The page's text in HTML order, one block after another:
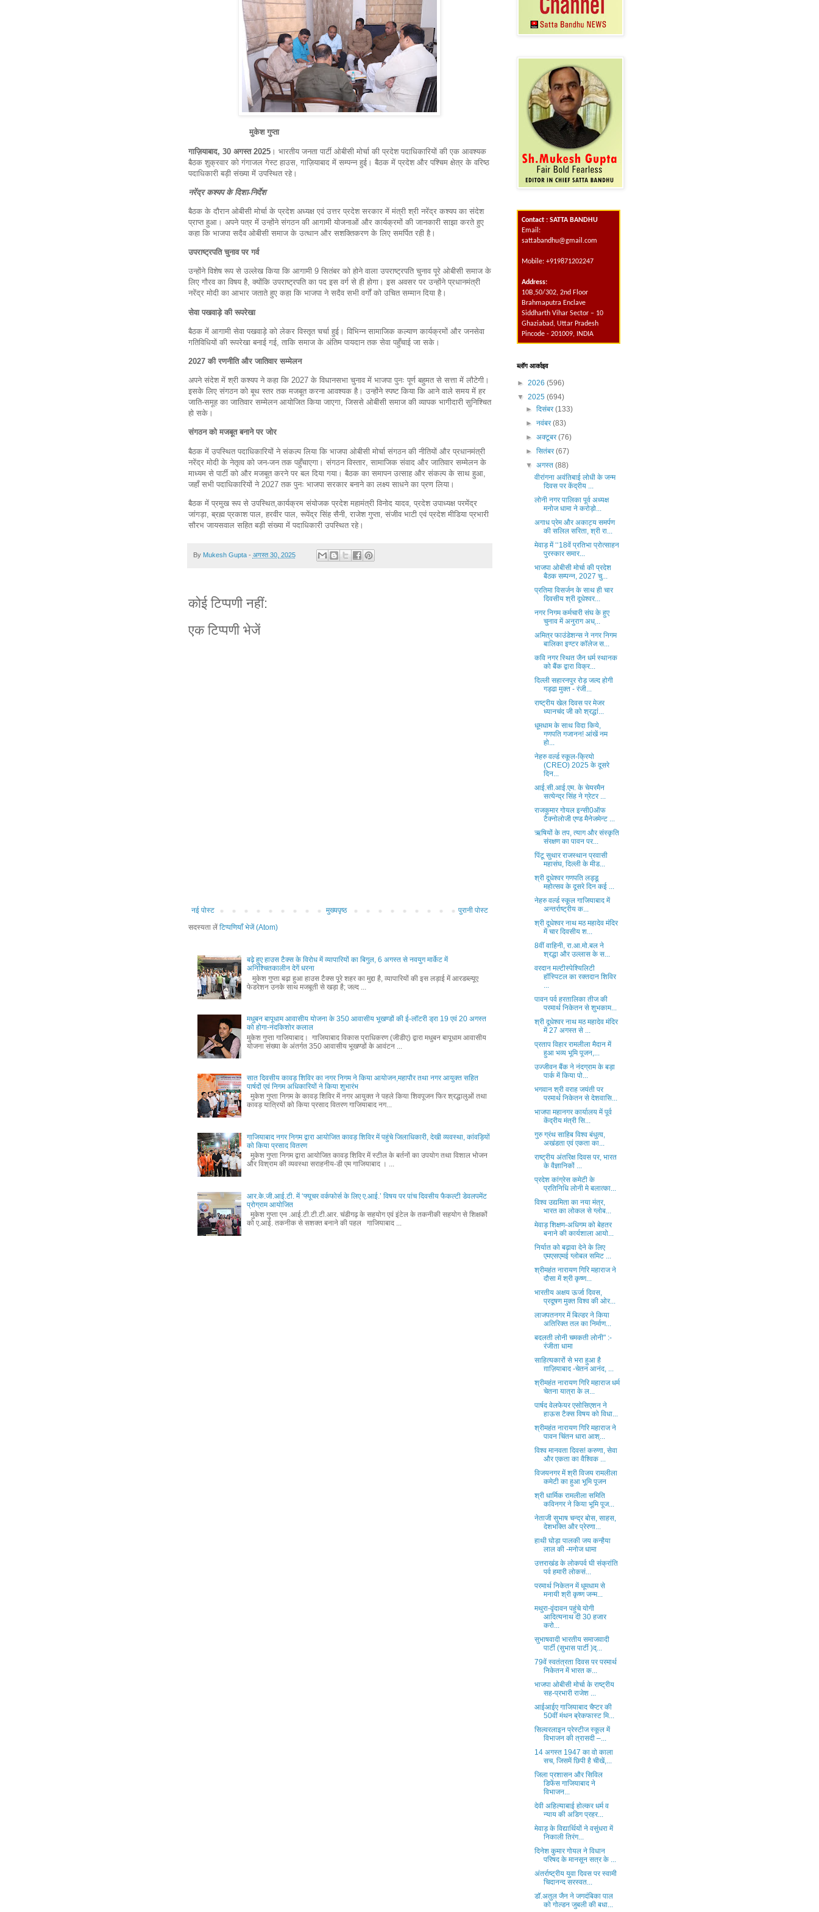
मुकेश गुप्ता
गाज़ियाबाद, 30 अगस्त 2025। भारतीय जनता पार्टी ओबीसी मोर्चा की प्रदेश पदाधिकारियों की एक आवश्यक
बैठक शुक्रवार को गंगाजल गेस्ट हाउस, गाज़ियाबाद में सम्पन्न हुई। बैठक में प्रदेश और पश्चिम क्षेत्र के वरिष्ठ
पदाधिकारी बड़ी संख्या में उपस्थित रहे।
नरेंद्र कश्यप के दिशा-निर्देश
बैठक के दौरान ओबीसी मोर्चा के प्रदेश अध्यक्ष एवं उत्तर प्रदेश सरकार में मंत्री श्री नरेंद्र कश्यप का संदेश
प्राप्त हुआ। अपने पत्र में उन्होंने संगठन की आगामी योजनाओं और कार्यक्रमों की जानकारी साझा करते हुए
कहा कि भाजपा सदैव ओबीसी समाज के उत्थान और सशक्तिकरण के लिए समर्पित रही है।
उपराष्ट्रपति चुनाव पर गर्व
उन्होंने विशेष रूप से उल्लेख किया कि आगामी 9 सितंबर को होने वाला उपराष्ट्रपति चुनाव पूरे ओबीसी समाज के
लिए गौरव का विषय है, क्योंकि उपराष्ट्रपति का पद इस वर्ग से ही होगा। इस अवसर पर उन्होंने प्रधानमंत्री
नरेंद्र मोदी का आभार जताते हुए कहा कि भाजपा ने सदैव सभी वर्गों को उचित सम्मान दिया है।
सेवा पखवाड़े की रूपरेखा
बैठक में आगामी सेवा पखवाड़े को लेकर विस्तृत चर्चा हुई। विभिन्न सामाजिक कल्याण कार्यक्रमों और जनसेवा
गतिविधियों की रूपरेखा बनाई गई, ताकि समाज के अंतिम पायदान तक सेवा पहुँचाई जा सके।
2027 की रणनीति और जातिवार सम्मेलन
अपने संदेश में श्री कश्यप ने कहा कि 2027 के विधानसभा चुनाव में भाजपा पुनः पूर्ण बहुमत से सत्ता में लौटेगी।
इसके लिए संगठन को बूथ स्तर तक मजबूत करना आवश्यक है। उन्होंने स्पष्ट किया कि आने वाले समय में हर
जाति-समूह का जातिवार सम्मेलन आयोजित किया जाएगा, जिससे ओबीसी समाज की व्यापक भागीदारी सुनिश्चित
हो सके।
संगठन को मजबूत बनाने पर जोर
बैठक में उपस्थित पदाधिकारियों ने संकल्प लिया कि भाजपा ओबीसी मोर्चा संगठन की नीतियों और प्रधानमंत्री
नरेंद्र मोदी के नेतृत्व को जन-जन तक पहुँचाएगा। संगठन विस्तार, सामाजिक संवाद और जातिवार सम्मेलन के
माध्यम से पार्टी को और मजबूत करने पर बल दिया गया। बैठक का समापन उत्साह और संकल्प के साथ हुआ,
जहाँ सभी पदाधिकारियों ने 2027 तक पुनः भाजपा सरकार बनाने का लक्ष्य साधने का प्रण लिया।
बैठक में प्रमुख रूप से उपस्थित,कार्यक्रम संयोजक प्रदेश महामंत्री विनोद यादव, प्रदेश उपाध्यक्ष परमेंद्र
जांगड़ा, ब्रह्म प्रकाश पाल, हरवीर पाल, रूपेंद्र सिंह सैनी, राजेश गुप्ता, संजीव भाटी एवं प्रदेश मीडिया प्रभारी
सौरभ जायसवाल सहित बड़ी संख्या में पदाधिकारी उपस्थित रहे।
By Mukesh Gupta - अगस्त 30, 2025
कोई टिप्पणी नहीं:
एक टिप्पणी भेजें
नई पोस्ट पुरानी पोस्ट
मुख्यपृष्ठ
सदस्यता लें टिप्पणियाँ भेजें (Atom)
बढ़े हुए हाउस टैक्स के विरोध में व्यापारियों का बिगुल, 6 अगस्त से नवयुग मार्केट में
अनिश्चितकालीन देगें धरना
मुकेश गुप्ता बढ़ा हुआ हाउस टैक्स पूरे शहर का मुद्दा है, व्यापारियों की इस लड़ाई में आरडब्ल्यूए
फेडरेशन उनके साथ मजबूती से खड़ा है; जल्द ...
मधुबन बापूधाम आवासीय योजना के 350 आवासीय भूखण्डों की ई-लॉटरी ड्रा 19 एवं 20 अगस्त
को होगा-नंदकिशोर कलाल
मुकेश गुप्ता गाजियाबाद। गाजियाबाद विकास प्राधिकरण (जीडीए) द्वारा मधुबन बापूधाम आवासीय
योजना संख्या के अंतर्गत 350 आवासीय भूखण्डों के आवंटन ...
सात दिवसीय कावड़ शिविर का नगर निगम ने किया आयोजन,महापौर तथा नगर आयुक्त सहित
पार्षदों एवं निगम अधिकारियों ने किया शुभारंभ
मुकेश गुप्ता निगम के कावड़ शिविर में नगर आयुक्त ने पहले किया शिवपूजन फिर श्रद्धालुओं तथा
कावड़ यात्रियों को किया प्रसाद वितरण गाजियाबाद नग...
गाजियाबाद नगर निगम द्वारा आयोजित कावड़ शिविर में पहुंचे जिलाधिकारी, देखी व्यवस्था, कांवड़ियों
को किया प्रसाद वितरण
मुकेश गुप्ता निगम द्वारा आयोजित कावड़ शिविर में स्टील के बर्तनों का उपयोग तथा विशाल भोजन
और विश्राम की व्यवस्था सराहनीय-डी एम गाजियाबाद । ...
आर.के.जी.आई.टी. में ‘फ्यूचर वर्कफोर्स के लिए ए.आई.’ विषय पर पांच दिवसीय फैकल्टी डेवलपमेंट
प्रोग्राम आयोजित
मुकेश गुप्ता एन .आई.टी.टी.टी.आर. चंडीगढ़ के सहयोग एवं इंटेल के तकनीकी सहयोग से शिक्षकों
को ए.आई. तकनीक से सशक्त बनाने की पहल गाजियाबाद ...
Contact : SATTA BANDHU
Email:
sattabandhu@gmail.com
Mobile: +919871202247
Address:
10B,50/302, 2nd Floor
Brahmaputra Enclave
Siddharth Vihar Sector – 10
Ghaziabad, Uttar Pradesh
Pincode - 201009, INDIA
ब्लॉग आर्काइव
► 2026 (596)
▼ 2025 (694)
► दिसंबर(133)
► नवंबर(83)
► अक्टूबर(76)
► सितंबर(67)
▼ अगस्त (88)
वीरांगना अवंतिबाई लोधी के जन्म
दिवस पर केंद्रीय ...
लोनी नगर पालिका पूर्व अध्यक्ष
मनोज धामा ने करोड़ो...
अगाध प्रेम और अकाट्य समर्पण
की सलिल सरिता, श्री रा...
मेवाड़ में ‘‘18वें प्रतिभा प्रोत्साहन
पुरस्कार समार...
भाजपा ओबीसी मोर्चा की प्रदेश
बैठक सम्पन्न, 2027 चु...
प्रतिमा विसर्जन के साथ ही चार
दिवसीय श्री दूधेश्वर...
नगर निगम कर्मचारी संघ के हुए
चुनाव में अनुराग अध्...
अमित्र फाउंडेशन्स ने नगर निगम
बालिका इण्टर कॉलेज स...
कवि नगर स्थित जैन धर्म स्थानक
को बैंक द्वारा विक्र...
दिल्ली सहारनपुर रोड़ जल्द होगी
गड्ढा मुक्त - रंजी...
राष्ट्रीय खेल दिवस पर मेजर
ध्यानचंद जी को श्रद्धां...
धूमधाम के साथ विदा किये,
गणपति गजानन! आंखें नम
हो...
नेहरु वर्ल्ड स्कूल-क्रियो
(CREO) 2025 के दूसरे
दिन...
आई.सी.आई.एम. के चेयरमैन
सत्येन्द्र सिंह ने ग्रेटर ...
राजकुमार गोयल इन्सी0ऑफ
टैक्नोलोजी एण्ड मैनेजमेन्ट ...
ऋषियों के तप, त्याग और संस्कृति
संरक्षण का पावन पर...
पिंटू सुथार राजस्थान प्रवासी
महासंघ, दिल्ली के मीड...
श्री दूधेश्वर गणपति लड्डू
महोत्सव के दूसरे दिन कई ...
नेहरु वर्ल्ड स्कूल गाजियाबाद में
अन्तर्राष्ट्रीय क...
श्री दूधेश्वर नाथ मठ महादेव मंदिर
में चार दिवसीय श...
8वीं वाहिनी, रा.आ.मो.बल ने
श्रद्धा और उल्लास के स...
वरदान मल्टीस्पेश्यिलिटी
हॉस्पिटल का रक्तदान शिविर
...
पावन पर्व हरतालिका तीज की
परमार्थ निकेतन से शुभकाम...
श्री दूधेश्वर नाथ मठ महादेव मंदिर
में 27 अगस्त से ...
प्रताप विहार रामलीला मैदान में
हुआ भव्य भूमि पूजन,...
उज्जीवन बैंक ने नंदग्राम के बड़ा
पार्क में किया पो...
भगवान श्री वराह जयंती पर
परमार्थ निकेतन से देशवासि...
भाजपा महानगर कार्यालय में पूर्व
केंद्रीय मंत्री सि...
गुरु ग्रंथ साहिब विश्व बंधुत्व,
अखंडता एवं एकता का...
राष्ट्रीय अंतरिक्ष दिवस पर, भारत
के वैज्ञानिकों ...
प्रदेश कांग्रेस कमेटी के
प्रतिनिधि लोनी मे बलात्का...
विश्व उद्यमिता का नया मंत्र,
भारत का लोकल से ग्लोब...
मेवाड़ शिक्षण-अधिगम को बेहतर
बनाने की कार्यशाला आयो...
निर्यात को बढ़ावा देने के लिए
एमएसएमई ग्लोबल समिट ...
श्रीमहंत नारायण गिरि महाराज ने
दौसा में श्री कृष्ण...
भारतीय अक्षय ऊर्जा दिवस,
प्रदूषण मुक्त विश्व की ओर...
लाजपतनगर में बिल्डर ने किया
अतिरिक्त तल का निर्माण...
बदलती लोनी चमकती लोनी" :-
रंजीता धामा
साहित्यकारों से भरा हुआ है
ग़ाज़ियाबाद -चेतन आनंद, ...
श्रीमहंत नारायण गिरि महाराज धर्म
चेतना यात्रा के ल...
पार्षद वेलफेयर एसोसिएशन ने
हाऊस टैक्स विषय को विधा...
श्रीमहंत नारायण गिरि महाराज ने
पावन चिंतन धारा आश्...
विश्व मानवता दिवस! करुणा, सेवा
और एकता का वैश्विक ...
विजयनगर में श्री विजय रामलीला
कमेटी का हुआ भूमि पूजन
श्री धार्मिक रामलीला समिति
कविनगर ने किया भूमि पूज...
नेताजी सुभाष चन्द्र बोस, साहस,
देशभक्ति और प्रेरणा...
हाथी घोड़ा पालकी जय कन्हैया
लाल की -मनोज धामा
उत्तराखंड के लोकपर्व घी संक्रांति
पर्व हमारी लोकसं...
परमार्थ निकेतन में धूमधाम से
मनायी श्री कृष्ण जन्म...
मथुरा-वृंदावन पहुंचे योगी
आदित्यनाथ दी 30 हजार
करो...
सुभाषवादी भारतीय समाजवादी
पार्टी (सुभास पार्टी )द्...
79वें स्वतंत्रता दिवस पर परमार्थ
निकेतन में भारत क...
भाजपा ओबीसी मोर्चा के राष्ट्रीय
सह-प्रभारी राजेश ...
आईआईए गाजियाबाद चैप्टर की
50वीं मंथन ब्रेकफास्ट मि...
सिल्वरलाइन प्रेस्टीज स्कूल में
विभाजन की त्रासदी –...
14 अगस्त 1947 का वो काला
सच, जिसमें छिपी है चीखें,...
जिला प्रशासन और सिविल
डिफेंस गाजियाबाद ने
विभाजन...
देवी अहिल्याबाई होल्कर धर्म व
न्याय की अडिग प्रहर...
मेवाड़ के विद्यार्थियों ने वसुंधरा में
निकाली तिरंग...
दिनेश कुमार गोयल ने विधान
परिषद के मानसून सत्र के ...
अंतर्राष्ट्रीय युवा दिवस पर स्वामी
चिदानन्द सरस्वत...
डॉ.अतुल जैन ने जगदंबिका पाल
को गोल्डन जुबली की बधा...